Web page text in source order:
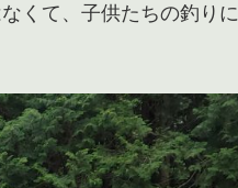
くて、子供たちの釣りに